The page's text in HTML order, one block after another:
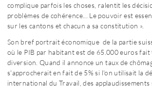
complique parfois les choses, ralentit les
problèmes de cohérence... Le pouvoir est
sur les cantons et chacun a sa constitution ».
Son bref portrait économique de la partie
où le PIB par habitant est de 65.000 euros
diversion. Quand il annonce un taux de
s'approcherait en fait de 5% si l'on utilisait la
international du Travail, des